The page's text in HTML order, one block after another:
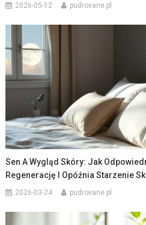
2026-05-12 pudrovane.pl
Sen A Wygląd Skóry: Jak
Regenerację I Opóźnia Starzenie
2026-03-24 pudrovane.pl